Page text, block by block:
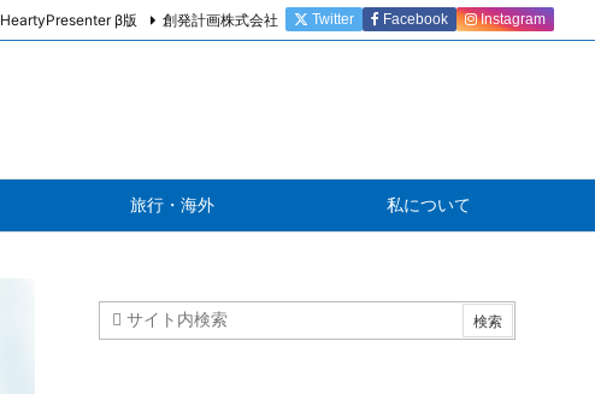
旅行・海外 私について
HeartyPresenter β版 創発計画株式会社 Twitter Facebook Instagram